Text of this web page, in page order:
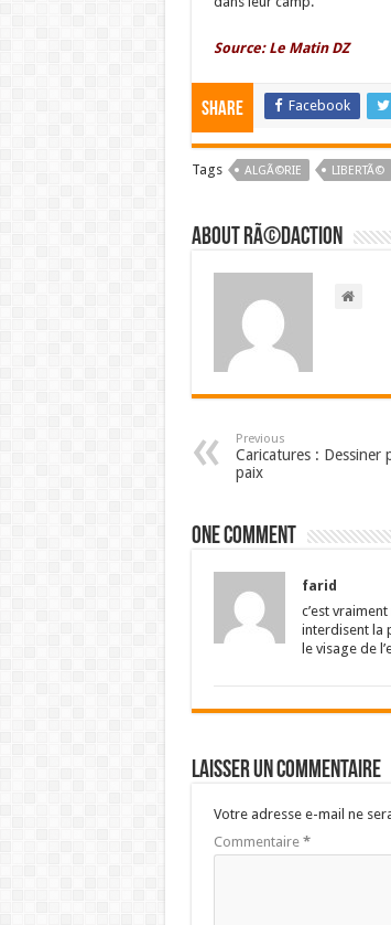
Source: Le Matin DZ
Share Facebook
Tags ALGÃ©RIE LIBERTÃ©
About RÃ©daction
Previous
Caricatures : Dessiner
paix
One comment
farid
c’est
interdisent la
le visage de
Laisser un commentaire
Votre adresse e-mail ne
Commentaire *